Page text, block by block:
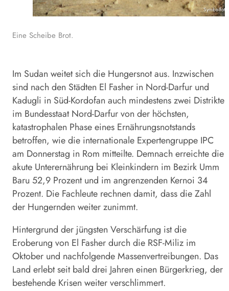
Eine Scheibe Brot.
Im Sudan weitet sich die Hungersnot aus. Inzwischen
sind nach den Städten El Fasher in Nord-Darfur und
Kadugli in Süd-Kordofan auch mindestens zwei Distrikte
im Bundesstaat Nord-Darfur von der höchsten,
katastrophalen Phase eines Ernährungsnotstands
betroffen, wie die internationale Expertengruppe IPC
am Donnerstag in Rom mitteilte. Demnach erreichte die
akute Unterernährung bei Kleinkindern im Bezirk Umm
Baru 52,9 Prozent und im angrenzenden Kernoi 34
Prozent. Die Fachleute rechnen damit, dass die Zahl
der Hungernden weiter zunimmt.
Hintergrund der jüngsten Verschärfung ist die
Eroberung von El Fasher durch die RSF-Miliz im
Oktober und nachfolgende Massenvertreibungen. Das
Land erlebt seit bald drei Jahren einen Bürgerkrieg, der
bestehende Krisen weiter verschlimmert.